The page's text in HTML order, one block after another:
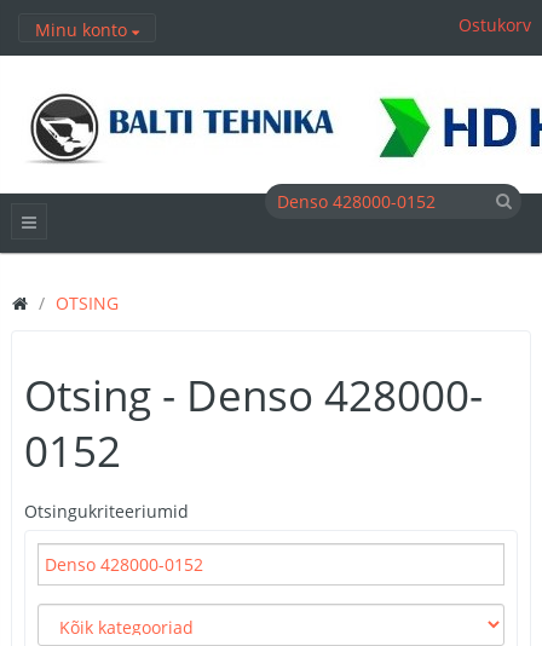
Minu konto Ostukorv
OTSING
Otsing - Denso 428000-
0152
Otsingukriteeriumid